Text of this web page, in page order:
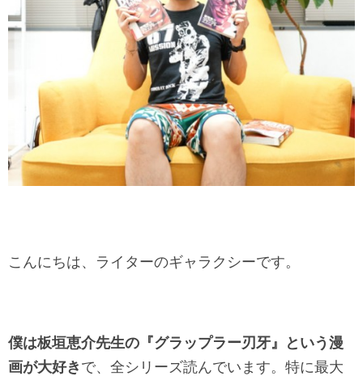
こんにちは、ライターのギャラクシーです。
僕は板垣恵介先生の『グラップラー刃牙』という漫
画が大好きで、全シリーズ読んでいます。特に最大